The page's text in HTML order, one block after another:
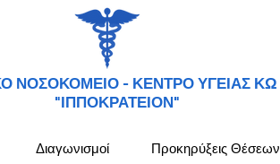
ΝΟΣΟΚΟΜΕΙΟ - ΚΕΝΤΡΟ ΥΓΕΙΑΣ ΚΩ
"ΙΠΠΟΚΡΑΤΕΙΟΝ"
Διαγωνισμοί Προκηρύξεις Θέσεων